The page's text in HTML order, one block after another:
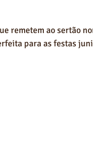
remetem ao sertão
para as festas